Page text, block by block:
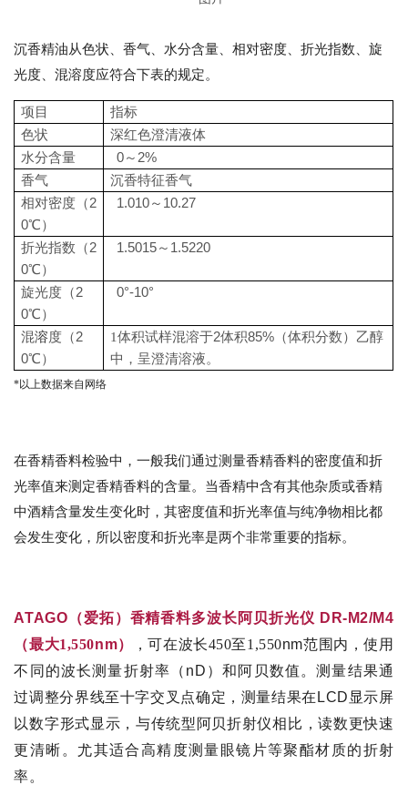
沉香精油从色状、香气、水分含量、相对密度、折光指数、旋
光度、混溶度应符合下表的规定。
项目
指标
色状
深红色澄清液体
水分含量
0～2%
香气
沉香特征香气
相对密度 （2
0℃）
1.010～10.27
折光指数
（2
0℃）
1.5015～1.5220
旋光度 （2
0℃）
0°-10°
混溶度 （2
0℃）
1体积试样混溶于2体积85% （体积分数）乙醇
中，呈澄清溶液。
*以上数据来自网络
在香精香料检验中，一般我们通过测量香精香料的密度值和折
光率值来测定香精香料的含量。当香精中含有其他杂质或香精
中酒精含量发生变化时，其密度值和折光率值与纯净物相比都
会发生变化，所以密度和折光率是两个非常重要的指标。
ATAGO （爱拓）香精香料多波长阿贝折光仪 DR-M2/M4
（最大1,550nm） ，可在波长450至1,550nm范围内，使用
不同的波长测量折射率（ nD ）和阿贝数值。测量结果通
过调整分界线至十字交叉点确定，测量结果在 LCD 显示屏
以数字形式显示，与传统型阿贝折射仪相比，读数更快速
更清晰。尤其适合高精度测量眼镜片等聚酯材质的折射
率。